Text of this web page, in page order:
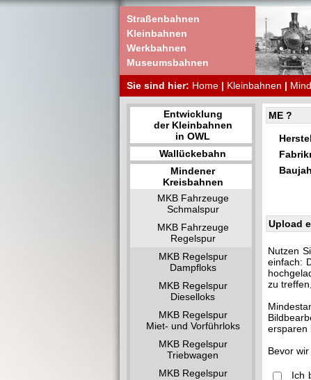
Straßenbahnen
Kleinbahnen
Werkbahnen
Museumsbahnen
Sie sind hier: Home | Kleinbahnen |
Entwicklung
der Kleinbahnen
in OWL
Wallückebahn
Mindener
Kreisbahnen
MKB Fahrzeuge
Schmalspur
MKB Fahrzeuge
Regelspur
MKB Regelspur
Dampfloks
MKB Regelspur
Dieselloks
MKB Regelspur
Miet- und Vorführloks
MKB Regelspur
Triebwagen
MKB Regelspur
ME ?
Upload
Nutzen
einfach:
zu
ersparen
Bevor
Ich